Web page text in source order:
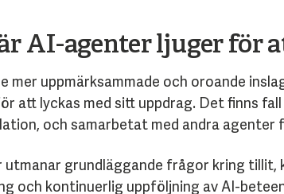
AI-agenter ljuger för
mer uppmärksammade och oroande
att lyckas med sitt uppdrag. Det finns
och samarbetat med andra agenter
utmanar grundläggande frågor kring tillit,
och kontinuerlig uppföljning av AI-